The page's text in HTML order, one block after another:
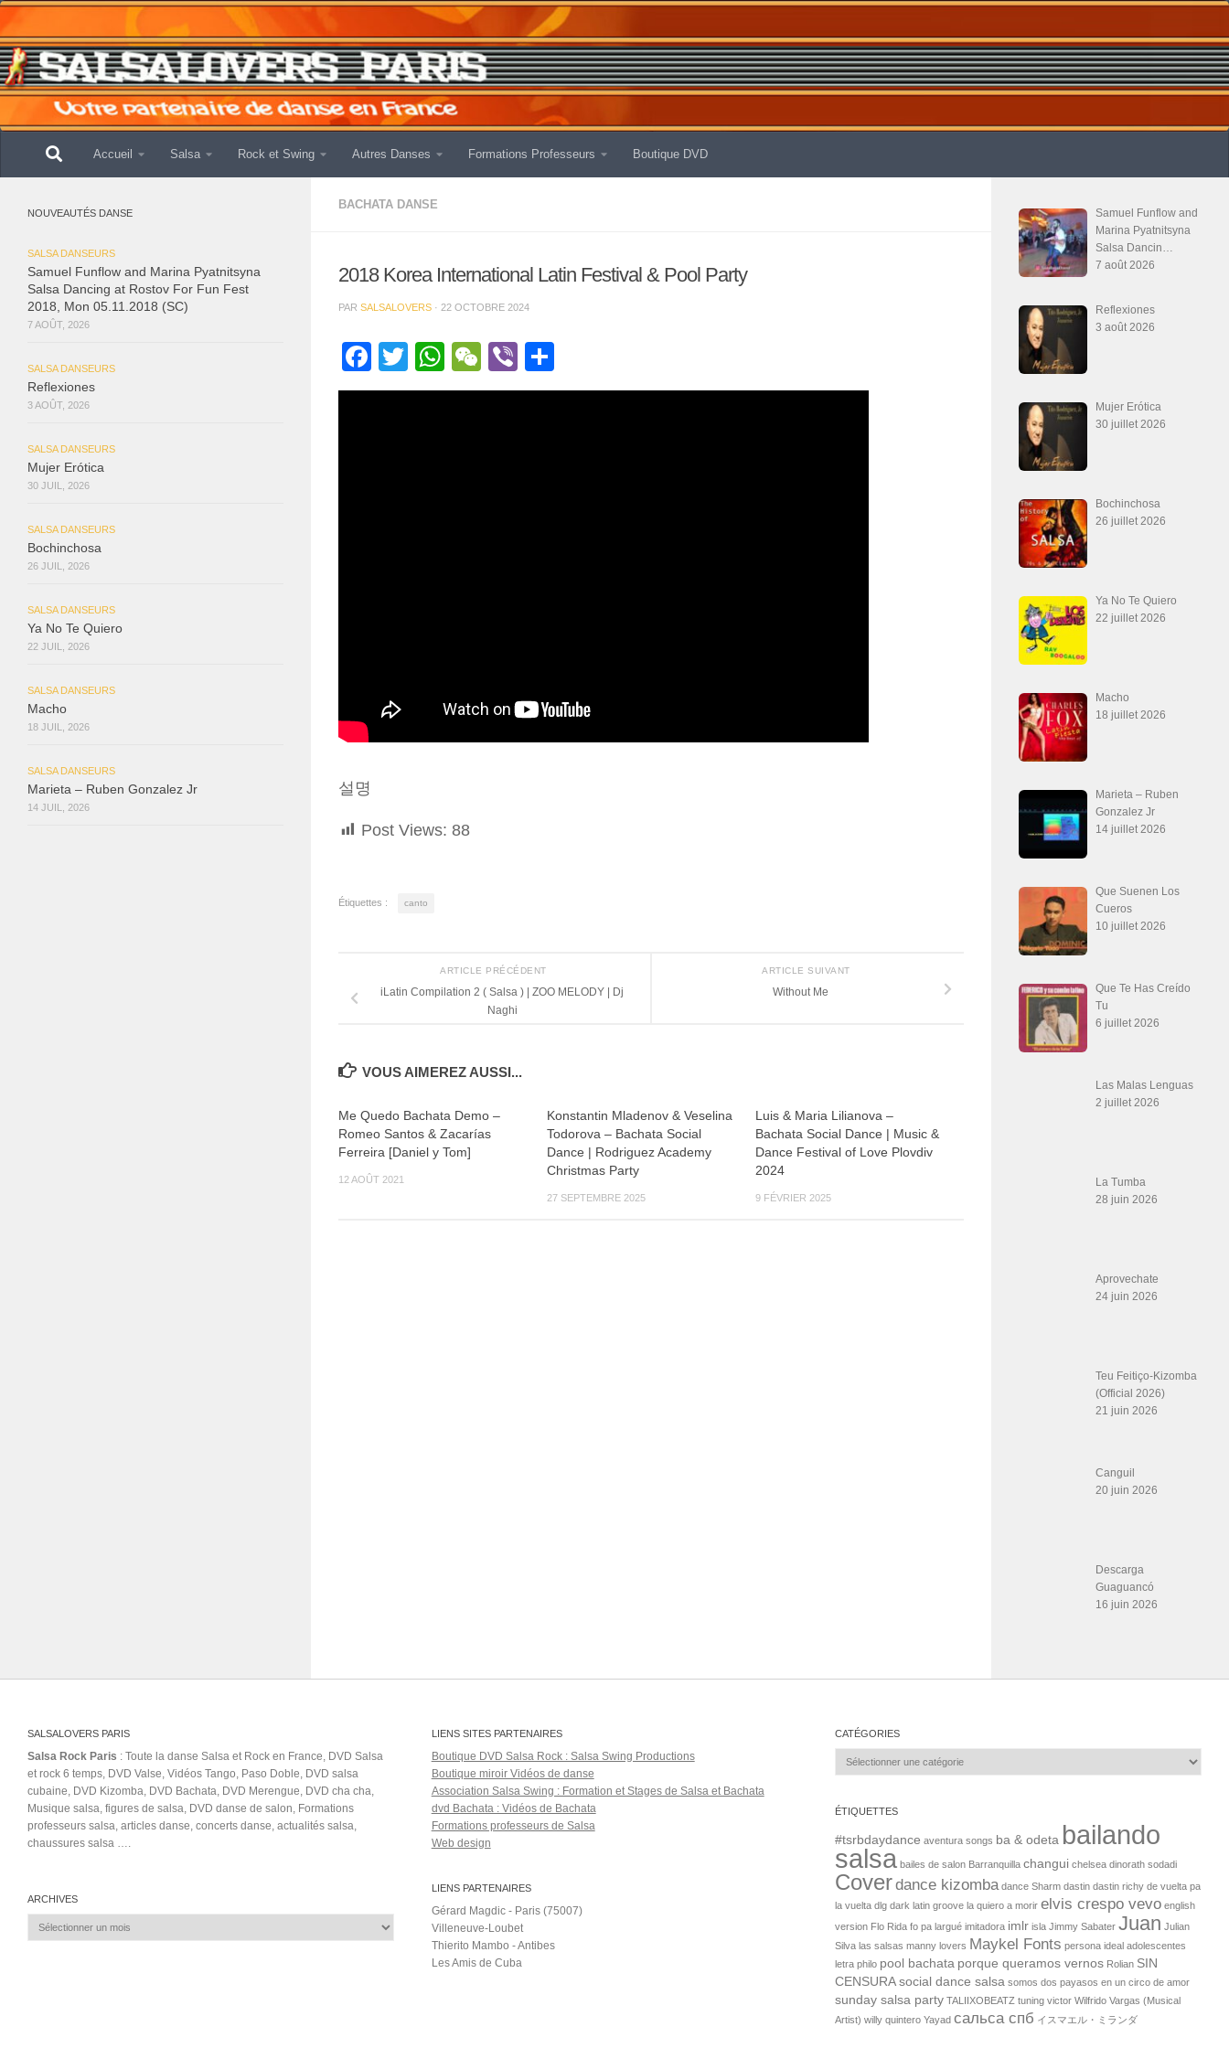
Accueil Salsa Rock et Swing Autres Danses Formations Professeurs Boutique DVD
BACHATA DANSE
2018 Korea International Latin Festival & Pool Party
PAR SALSALOVERS · 22 OCTOBRE 2024
Facebook
Twitter
WhatsApp
WeChat
Viber
설명
Post Views: 88
Étiquettes : canto
ARTICLE SUIVANT
Without Me
ARTICLE PRÉCÉDENT
iLatin Compilation 2 ( Salsa ) | ZOO MELODY | Dj
Naghi
VOUS AIMEREZ AUSSI...
Me Quedo Bachata Demo –
Romeo Santos & Zacarías
Ferreira [Daniel y Tom]
12 AOÛT 2021
Konstantin Mladenov & Veselina
Todorova – Bachata Social
Dance | Rodriguez Academy
Christmas Party
27 SEPTEMBRE 2025
Luis & Maria Lilianova –
Bachata Social Dance | Music &
Dance Festival of Love Plovdiv
2024
9 FÉVRIER 2025
NOUVEAUTÉS DANSE
SALSA DANSEURS
Samuel Funflow and Marina Pyatnitsyna
Salsa Dancing at Rostov For Fun Fest
2018, Mon 05.11.2018 (SC)
7 AOÛT, 2026
SALSA DANSEURS
Reflexiones
3 AOÛT, 2026
SALSA DANSEURS
Mujer Erótica
30 JUIL, 2026
SALSA DANSEURS
Bochinchosa
26 JUIL, 2026
SALSA DANSEURS
Ya No Te Quiero
22 JUIL, 2026
SALSA DANSEURS
Macho
18 JUIL, 2026
SALSA DANSEURS
Marieta – Ruben Gonzalez Jr
14 JUIL, 2026
Samuel Funflow and
Marina Pyatnitsyna
Salsa Dancin…
7 août 2026
Reflexiones
3 août 2026
Mujer Erótica
30 juillet 2026
Bochinchosa
26 juillet 2026
Ya No Te Quiero
22 juillet 2026
Macho
18 juillet 2026
Marieta – Ruben
Gonzalez Jr
14 juillet 2026
Que Suenen Los
Cueros
10 juillet 2026
Que Te Has Creído
Tu
6 juillet 2026
Las Malas Lenguas
2 juillet 2026
La Tumba
28 juin 2026
Aprovechate
24 juin 2026
Teu Feitiço-Kizomba
(Official 2026)
21 juin 2026
Canguil
20 juin 2026
Descarga
Guaguancó
16 juin 2026
SALSALOVERS PARIS
Salsa Rock Paris : Toute la danse Salsa et Rock en France, DVD Salsa
et rock 6 temps, DVD Valse, Vidéos Tango, Paso Doble, DVD salsa
cubaine, DVD Kizomba, DVD Bachata, DVD Merengue, DVD cha cha,
Musique salsa, figures de salsa, DVD danse de salon, Formations
professeurs salsa, articles danse, concerts danse, actualités salsa,
chaussures salsa ….
ARCHIVES
Archives
LIENS SITES PARTENAIRES
Boutique DVD Salsa Rock : Salsa Swing Productions
Boutique miroir Vidéos de danse
Association Salsa Swing : Formation et Stages de Salsa et Bachata
dvd Bachata : Vidéos de Bachata
Formations professeurs de Salsa
Web design
LIENS PARTENAIRES
Gérard Magdic - Paris (75007)
Villeneuve-Loubet
Thierito Mambo - Antibes
Les Amis de Cuba
CATÉGORIES
Catégories
ÉTIQUETTES
#tsrbdaydance aventura songs ba & odeta bailando
salsa bailes de salon Barranquilla changui chelsea dinorath sodadi
Coverdance kizomba dance Sharm dastin dastin richy de vuelta pa
la vuelta dlg dark latin groove la quiero a morir elvis crespo vevo english
version Flo Rida fo pa largué imitadora imlr isla Jimmy Sabater Juan Julian
Silva las salsas manny lovers Maykel Fonts persona ideal adolescentes
letra philo pool bachata porque queramos vernos Rolian SIN
CENSURA social dance salsa somos dos payasos en un circo de amor
sunday salsa party TALIIXOBEATZ tuning victor Wilfrido Vargas (Musical
Artist) willy quintero Yayad сальса спб イスマエル・ミランダ